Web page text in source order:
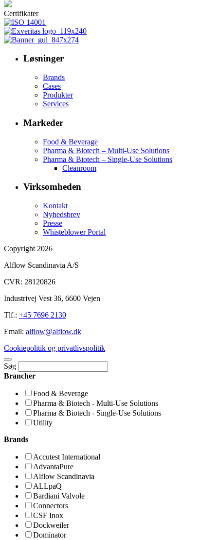
Certifikater
Løsninger
Brands
Cases
Produkter
Services
Markeder
Food & Beverage
Pharma & Biotech – Multi-Use Solutions
Pharma & Biotech – Single-Use Solutions
Cleanroom
Virksomheden
Kontakt
Nyhedsbrev
Presse
Whisteblower Portal
Copyright 2026
Alflow Scandinavia A/S
CVR: 28120826
Industrivej Vest 36, 6600 Vejen
Tlf.: +45 7696 2130
Email: alflow@alflow.dk
Cookiepolitik og privatlivspolitik
Søg
Brancher
Food & Beverage
Pharma & Biotech - Multi-Use Solutions
Pharma & Biotech - Single-Use Solutions
Utility
Brands
Accutest International
AdvantaPure
Alflow Scandinavia
ALLpaQ
Bardiani Valvole
Connectors
CSF Inox
Dockweiler
Dominator